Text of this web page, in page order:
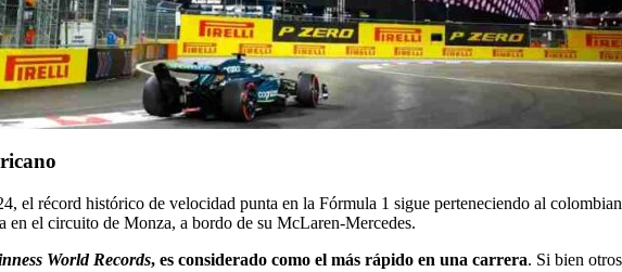
el récord histórico de velocidad punta en la Fórmula 1 sigue perteneciendo al
el circuito de Monza, a bordo de su McLaren-Mercedes.
World Records, es considerado como el más rápido en una carrera. Si bien